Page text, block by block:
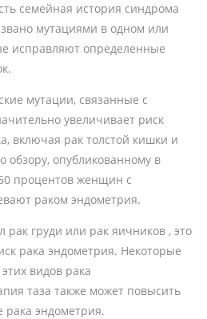
семейная история синдрома
мутациями в одном или
исправляют определенные
мутации, связанные с
увеличивает риск
включая рак толстой кишки и
обзору, опубликованному в
процентов женщин с
раком эндометрия.
груди или рак яичников , это
рака эндометрия. Некоторые
видов рака
таза также может повысить
эндометрия.